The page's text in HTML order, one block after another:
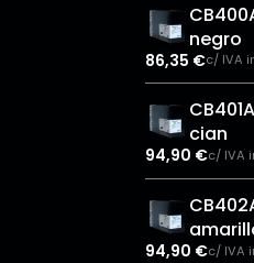
negro
86,35 €c/ IVA
cian
94,90 €c/ IVA
94,90 €c/ IVA